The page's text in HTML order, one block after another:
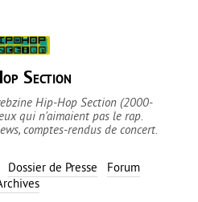
Section
Hip-Hop Section (2000-
qui n'aimaient pas le rap.
comptes-rendus de concert.
Dossier de Presse
Forum